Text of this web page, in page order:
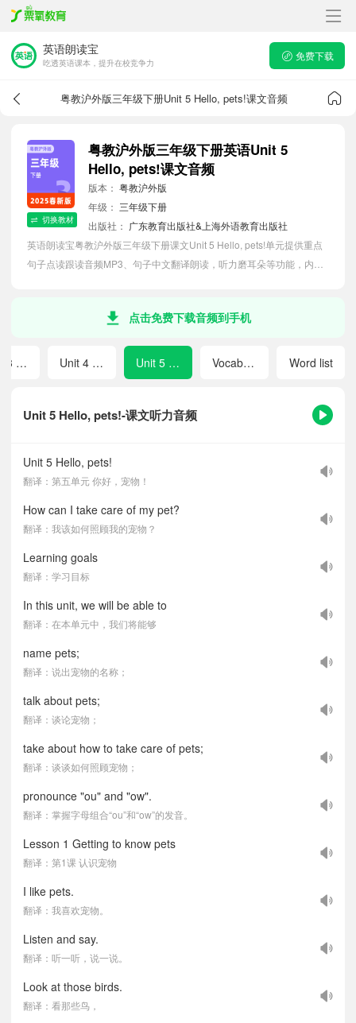
英语朗读宝
吃透英语课本，提升在校竞争力
免费下载
粤教沪外版三年级下册Unit 5 Hello, pets!课文音频
切换教材
粤教沪外版三年级下册英语Unit 5
Hello, pets!课文音频
版本： 粤教沪外版
年级： 三年级下册
出版社： 广东教育出版社&上海外语教育出版社
英语朗读宝粤教沪外版三年级下册课文Unit 5 Hello, pets!单元提供重点
句子点读跟读音频MP3、句子中文翻译朗读，听力磨耳朵等功能，内容
点击免费下载音频到手机
Unit 5 Hello, pets!-课文听力音频
Unit 5 Hello, pets!
翻译：第五单元 你好，宠物！
How can I take care of my pet?
翻译：我该如何照顾我的宠物？
Learning goals
翻译：学习目标
In this unit, we will be able to
翻译：在本单元中，我们将能够
name pets;
翻译：说出宠物的名称；
talk about pets;
翻译：谈论宠物；
take about how to take care of pets;
翻译：谈谈如何照顾宠物；
pronounce "ou" and "ow".
翻译：掌握字母组合“ou”和“ow”的发音。
Lesson 1 Getting to know pets
翻译：第1课 认识宠物
I like pets.
翻译：我喜欢宠物。
Listen and say.
翻译：听一听，说一说。
Look at those birds.
翻译：看那些鸟，
Unit 3 My favourite food Unit 4 We love animals Unit 5 Hello, pets! Vocabulary Word list